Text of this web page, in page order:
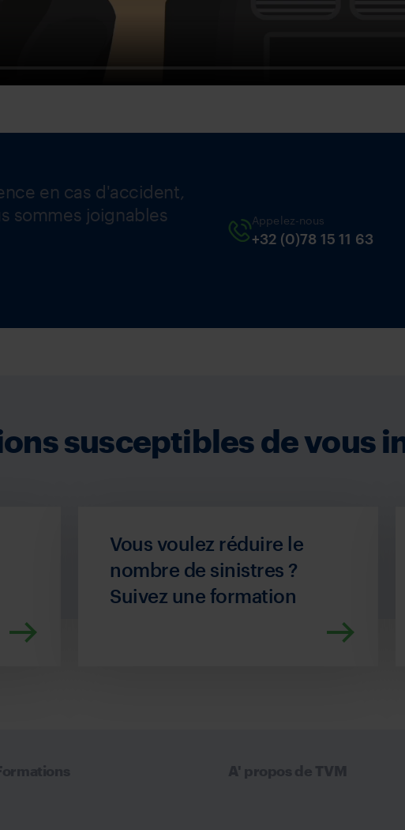
en cas d'accident,
sommes joignables
Appelez-nous
+32 (0)78 15 11 63
susceptibles de vous
Vous voulez réduire le
nombre de sinistres ?
Suivez une formation